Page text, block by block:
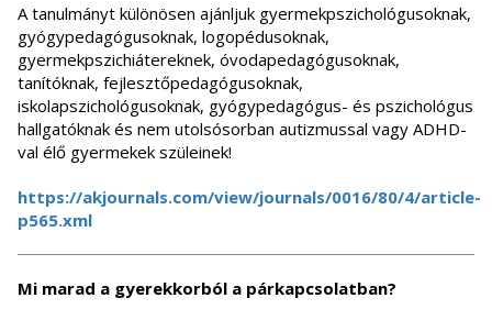
A tanulmányt különösen ajánljuk gyermekpszichológusoknak,
gyógypedagógusoknak, logopédusoknak,
gyermekpszichiátereknek, óvodapedagógusoknak,
tanítóknak, fejlesztőpedagógusoknak,
iskolapszichológusoknak, gyógypedagógus- és pszichológus
hallgatóknak és nem utolsósorban autizmussal vagy ADHD-
val élő gyermekek szüleinek!
https://akjournals.com/view/journals/0016/80/4/article-
p565.xml
Mi marad a gyerekkorból a párkapcsolatban?